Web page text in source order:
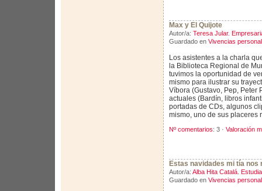
Max y El Quijote
Autor/a: Teresa Jular.
Guardado en Vivencias
Los asistentes a la charla
la Biblioteca Regional de
tuvimos la oportunidad de
mismo para ilustrar su
Víbora (Gustavo, Pep, Peter
actuales (Bardín, libros
portadas de CDs, algunos
mismo, uno de sus placeres
Nº comentarios: 3 · Valoración
Estas navidades mi tía nos
Autor/a: Alba Hita Catalá.
Guardado en Vivencias